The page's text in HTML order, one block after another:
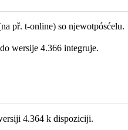
př. t-online) so njewotpósćelu.
wersije 4.366 integruje.
4.364 k dispoziciji.